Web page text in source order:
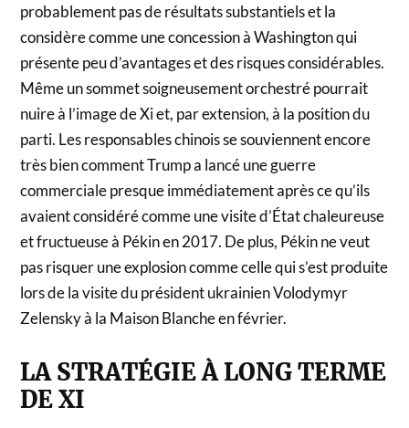
probablement pas de résultats substantiels et la
considère comme une concession à Washington qui
présente peu d’avantages et des risques considérables.
Même un sommet soigneusement orchestré pourrait
nuire à l’image de Xi et, par extension, à la position du
parti. Les responsables chinois se souviennent encore
très bien comment Trump a lancé une guerre
commerciale presque immédiatement après ce qu’ils
avaient considéré comme une visite d’État chaleureuse
et fructueuse à Pékin en 2017. De plus, Pékin ne veut
pas risquer une explosion comme celle qui s’est produite
lors de la visite du président ukrainien Volodymyr
Zelensky à la Maison Blanche en février.
LA STRATÉGIE À LONG TERME
DE XI